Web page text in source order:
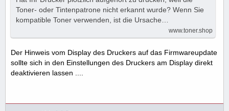
Toner- oder Tintenpatrone nicht erkannt wurde? Wenn Sie
kompatible Toner verwenden, ist die Ursache…
www.toner.shop
Der Hinweis vom Display des Druckers auf das Firmwareupdate
sollte sich in den Einstellungen des Druckers am Display direkt
deaktivieren lassen ....